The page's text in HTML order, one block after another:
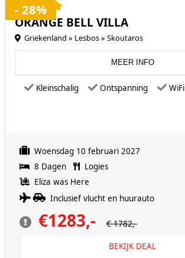
ORANGE BELL VILLA
Griekenland » Lesbos » Skoutaros
MEER INFO
Kleinschalig Ontspanning WiFi
Woensdag 10 februari 2027
8 Dagen
Logies
Eliza was Here
Inclusief vlucht en huurauto
€1283,- € 1782,-
- 28%
BEKIJK DEAL